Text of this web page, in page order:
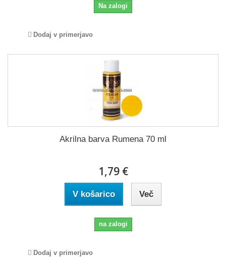
Na zalogi
Dodaj v primerjavo
Akrilna barva Rumena 70 ml
1,79 €
V košarico Več
na zalogi
Dodaj v primerjavo